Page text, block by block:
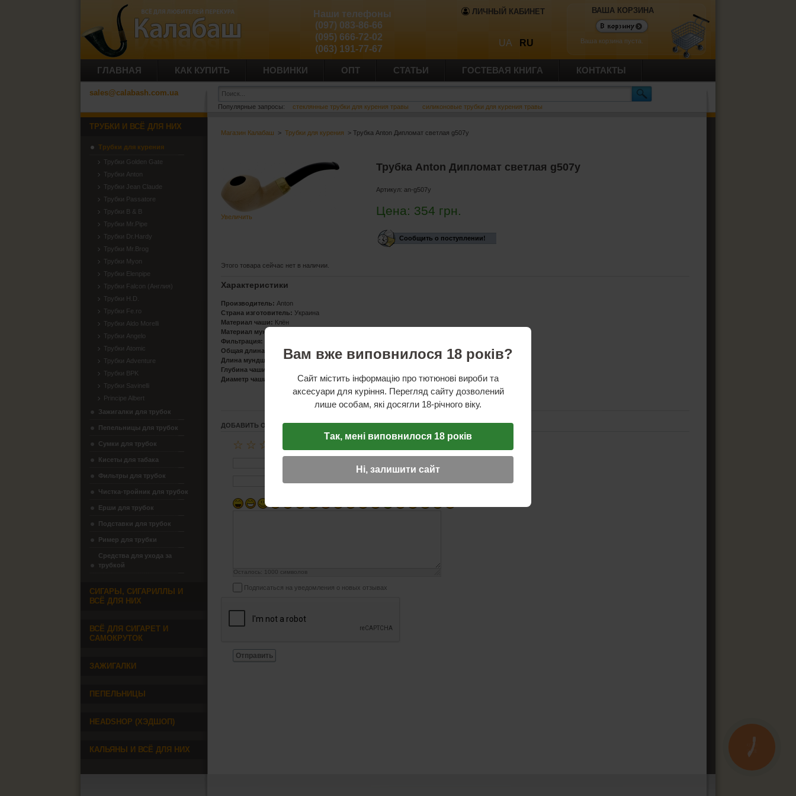
ЛИЧНЫЙ КАБИНЕТ
UA RU
Наши телефоны
(097) 083-86-66
(095) 666-72-02
(063) 191-77-67
ВАША КОРЗИНА
Ваша корзина пуста.
ГЛАВНАЯ КАК КУПИТЬ НОВИНКИ ОПТ СТАТЬИ ГОСТЕВАЯ КНИГА КОНТАКТЫ
sales@calabash.com.ua
Популярные запросы: стеклянные трубки для курения травы силиконовые трубки для курения травы
Магазин Калабаш > Трубки для курения > Трубка Anton Дипломат светлая g507y
Увеличить
Трубка Anton Дипломат светлая g507y
Артикул:an-g507y
Цена: 354 грн.
Сообщить о поступлении!
Этого товара сейчас нет в наличии.
Характеристики
Производитель: Anton
Страна изготовитель: Украина
Материал чаши: Клён
Материал мундштука:
Фильтрация:
Общая длина трубки:145 мм
Длина мундштука:
60 мм
Глубина чаши:
Диаметр чаши внутренний:20 мм
ДОБАВИТЬ ОТЗЫВ
☆
☆
☆
Осталось: 1000 символов
Подписаться на уведомления о новых отзывах
Отправить
ТРУБКИ И ВСЁ ДЛЯ НИХ
Трубки для курения
Трубки Golden Gate
Трубки Anton
Трубки Jean Claude
Трубки Passatore
Трубки B & B
Трубки Mr.Pipe
Трубки Dr.Hardy
Трубки Mr.Brog
Трубки Myon
Трубки Elenpipe
Трубки Falcon (Англия)
Трубки H.D.
Трубки Fe.ro
Трубки Aldo Morelli
Трубки Angelo
Трубки Atomic
Трубки Adventure
Трубки BPK
Трубки Savinelli
Principe Albert
Зажигалки для трубок
Пепельницы для трубок
Сумки для трубок
Кисеты для табака
Фильтры для трубок
Чистка-тройник для трубок
Ерши для трубок
Подставки для трубок
Ример для трубки
Средства для ухода за
трубкой
СИГАРЫ, СИГАРИЛЛЫ И
ВСЁ ДЛЯ НИХ
ВСЁ ДЛЯ СИГАРЕТ И
САМОКРУТОК
ЗАЖИГАЛКИ
ПЕПЕЛЬНИЦЫ
HEADSHOP (ХЭДШОП)
КАЛЬЯНЫ И ВСЁ ДЛЯ НИХ
Вам вже виповнилося 18 років?
Сайт містить інформацію про тютюнові вироби та
аксесуари для куріння. Перегляд сайту дозволений
лише особам, які досягли 18-річного віку.
Так, мені виповнилося 18 років
Ні, залишити сайт
КНОПКА
ЗВ'ЯЗКУ